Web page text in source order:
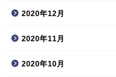
2020年12月
2020年11月
2020年10月